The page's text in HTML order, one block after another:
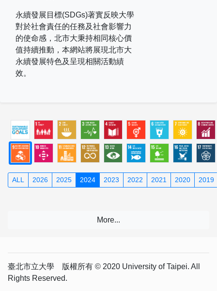
永續發展目標(SDGs)著實反映大學
對於社會責任的任務及社會影響力
的使命感，北市大秉持相同核心價
值持續推動，本網站將展現北市大
永續發展特色及呈現相關活動績
效。
ALL 2026 2025 2024 2023 2022 2021 2020 2019
臺北市立大學 版權所有 © 2020 University of Taipei. All
Rights Reserved.